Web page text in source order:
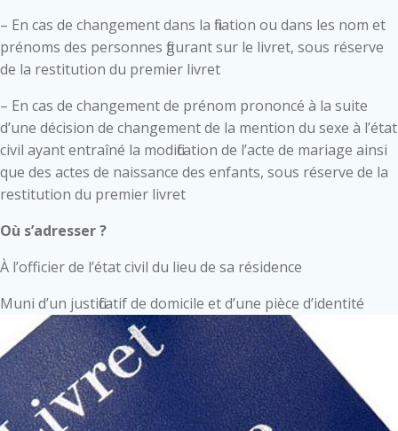
– En cas de changement dans la filiation ou dans les nom et
prénoms des personnes figurant sur le livret, sous réserve
de la restitution du premier livret
– En cas de changement de prénom prononcé à la suite
d’une décision de changement de la mention du sexe à l’état
civil ayant entraîné la modification de l’acte de mariage ainsi
que des actes de naissance des enfants, sous réserve de la
restitution du premier livret
Où s’adresser ?
À l’officier de l’état civil du lieu de sa résidence
Muni d’un justificatif de domicile et d’une pièce d’identité